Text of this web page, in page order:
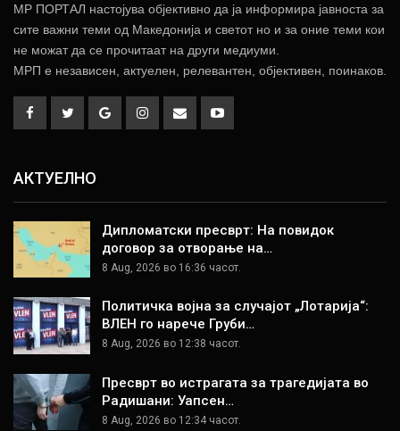
МР ПОРТАЛ настојува објективно да ја информира јавноста за
сите важни теми од Македонија и светот но и за оние теми кои
не можат да се прочитаат на други медиуми.
МРП е независен, актуелен, релевантен, објективен, поинаков.
АКТУЕЛНО
Дипломатски пресврт: На повидок
договор за отворање на…
8 Aug, 2026 во 16:36 часот.
Политичка војна за случајот „Лотарија“:
ВЛЕН го нарече Груби…
8 Aug, 2026 во 12:38 часот.
Пресврт во истрагата за трагедијата во
Радишани: Уапсен…
8 Aug, 2026 во 12:34 часот.